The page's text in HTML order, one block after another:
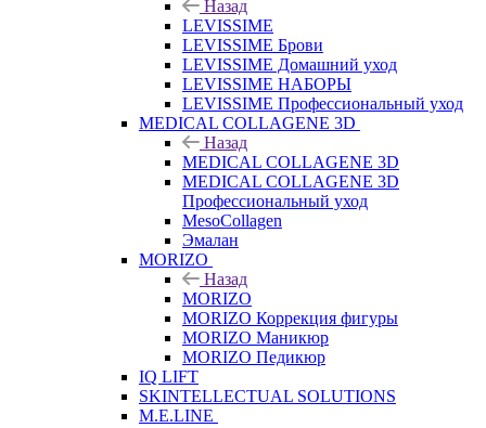
Назад
LEVISSIME
LEVISSIME Брови
LEVISSIME Домашний уход
LEVISSIME НАБОРЫ
LEVISSIME Профессиональный уход
MEDICAL COLLAGENE 3D
Назад
MEDICAL COLLAGENE 3D
MEDICAL COLLAGENE 3D
Профессиональный уход
MesoCollagen
Эмалан
MORIZO
Назад
MORIZO
MORIZO Коррекция фигуры
MORIZO Маникюр
MORIZO Педикюр
IQ LIFT
SKINTELLECTUAL SOLUTIONS
M.E.LINE